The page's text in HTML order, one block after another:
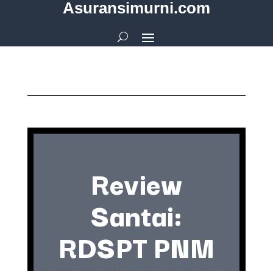
Asuransimurni.com
Review
Santai:
RDSPT PNM